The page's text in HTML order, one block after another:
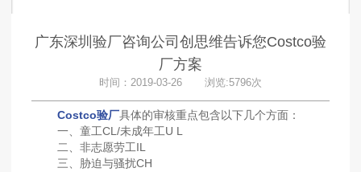
广东深圳验厂咨询公司创思维告诉您Costco验
厂方案
时间：2019-03-26 浏览:5796次
Costco验厂具体的审核重点包含以下几个方面：
一、童工CL/未成年工U L
二、非志愿劳工IL
三、胁迫与骚扰CH